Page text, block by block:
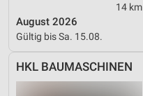
14 km
August 2026
Gültig bis Sa. 15.08.
HKL BAUMASCHINEN